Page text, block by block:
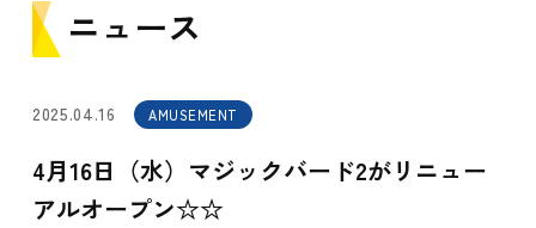
ニュース
2025.04.16 AMUSEMENT
4月16日（水）マジックバード2がリニュー
アルオープン☆☆